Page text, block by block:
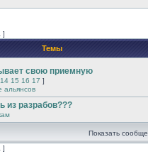
]
Темы
свою приемную
14 15 16 17 ]
альянсов
из разрабов???
Показать
]